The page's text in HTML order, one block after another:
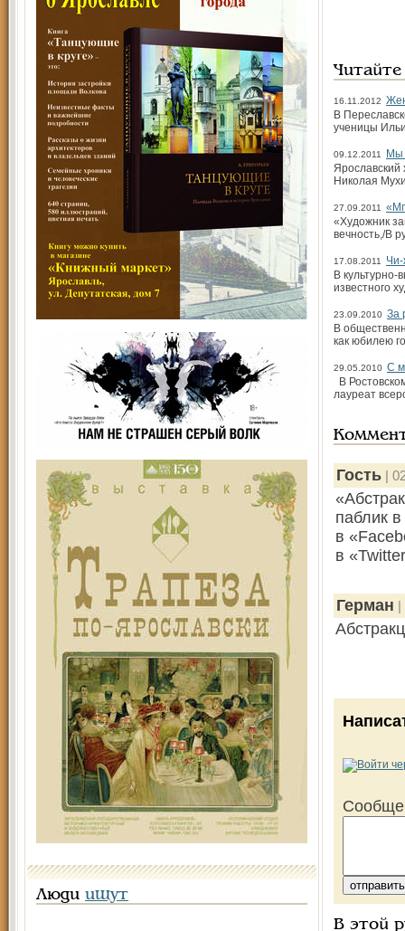
Люди ищут
16.11.2012
В
ученицы
09.12.2011
Мы
Ярославский
Николая
27.09.2011
«Художник
вечность,/В
17.08.2011
Чи-
В культурно-
известного
23.09.2010 За
В
как юбилею
29.05.2010 С
В
лауреат
Гость |
паблик
в
в
Герман
В этой